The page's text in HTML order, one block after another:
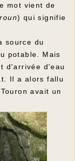
mot vient de
) qui signifie
source du
potable. Mais
d'arrivée d'eau
Il a alors fallu
avait un